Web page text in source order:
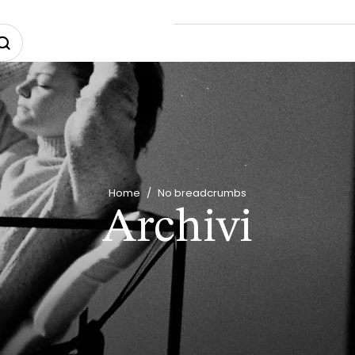
Home / No breadcrumbs
Archivi